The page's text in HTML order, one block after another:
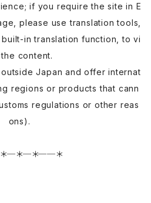
if you require the site in E
please use translation tools,
in translation function, to vi
content.
Japan and offer internat
regions or products that cann
regulations or other reas
ons).
─＊─＊──＊